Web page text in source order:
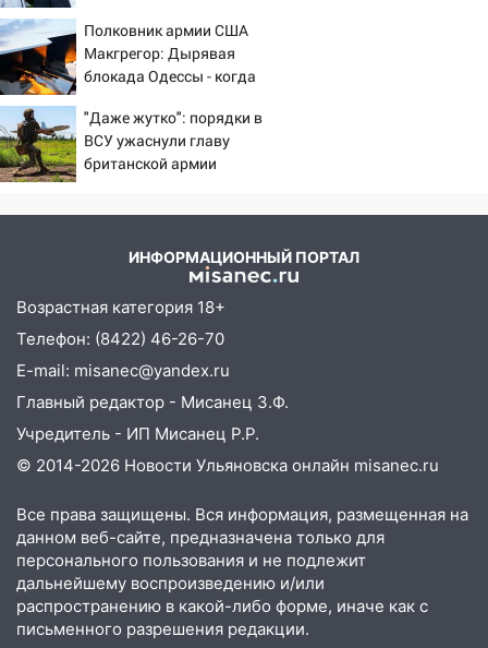
10:30
От мотофристайла до прогулки с
хаски: куда сходить в Ульяновской
области 8–9 августа
10:11
Директора ульяновской
«Нефтяной топливной компании» будут
судить за неуплату 48,4 млн рублей
налогов
09:28 Дети на дорогах: пострадали
велосипедисты, мотоциклисты и
пешеходы. Обзор крупных аварий в
08:30 Поджог со свечой, 16 сгоревших
домов и выстрел за водку
07:50 Какая погоды будет днем 8
06:45 Императорский мост в
утра 10 августа
05:18 Судьба готовит сюрприз: гороскоп
на 8 августа — кому повезет с
деньгами, а кого ждет неожиданная
встреча
Полковник армии США
Макгрегор: Дырявая
блокада Одессы - когда
России за это полетят
головы?
"Даже жутко": порядки в
ВСУ ужаснули главу
британской армии
ИНФОРМАЦИОННЫЙ ПОРТАЛ
Возрастная категория 18+
Телефон: (8422) 46-26-70
E-mail: misanec@yandex.ru
Главный редактор - Мисанец З.Ф.
Учредитель - ИП Мисанец Р.Р.
© 2014-2026 Новости Ульяновска онлайн misanec.ru
Все права защищены. Вся информация, размещенная на
данном веб-сайте, предназначена только для
персонального пользования и не подлежит
дальнейшему воспроизведению и/или
распространению в какой-либо форме, иначе как с
письменного разрешения редакции.